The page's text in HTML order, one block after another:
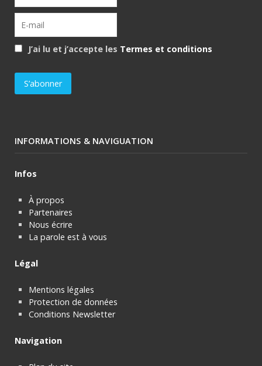
J’ai lu et j’accepte les Termes et conditions
INFORMATIONS & NAVIGUATION
Infos
À propos
Partenaires
Nous écrire
La parole est à vous
Légal
Mentions légales
Protection de données
Conditions Newsletter
Navigation